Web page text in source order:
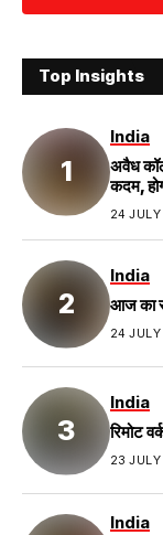
Top Insights
India
अवैध
कदम,
24
India
आज का
24
India
रिमोट
23
India